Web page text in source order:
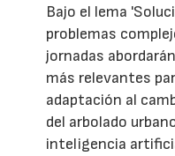
Bajo el lema
problemas
jornadas
más relevantes
adaptación al
del arbolado
inteligencia